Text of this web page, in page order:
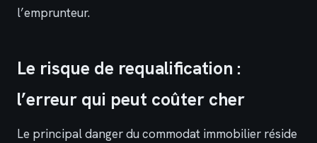
l’emprunteur.
Le risque de requalification :
l’erreur qui peut coûter cher
Le principal danger du commodat immobilier réside